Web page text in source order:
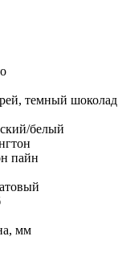
темный шоколад
белый
пайн
мм